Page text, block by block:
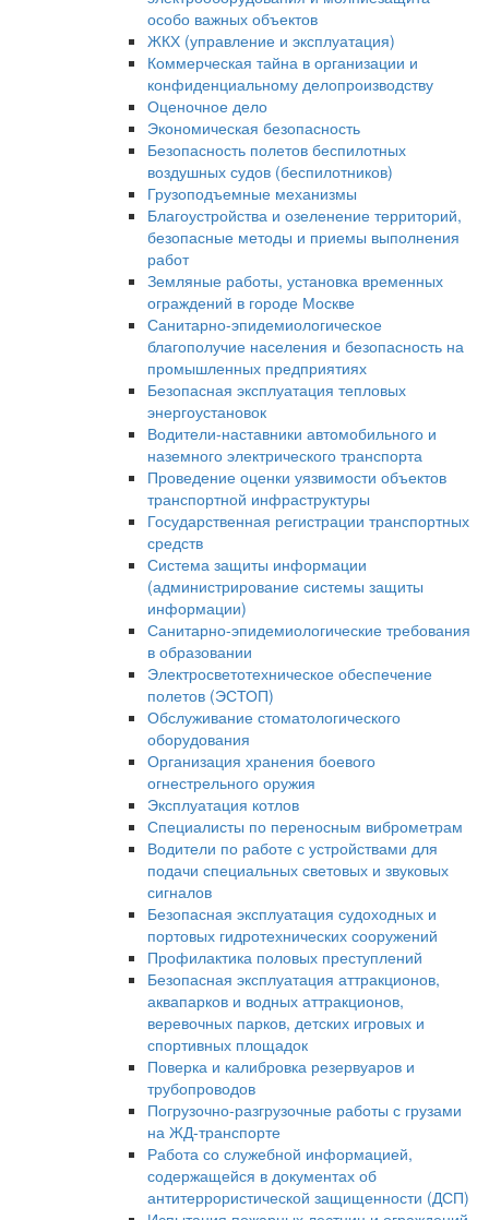
особо важных объектов
ЖКХ (управление и эксплуатация)
Коммерческая тайна в организации и
конфиденциальному делопроизводству
Оценочное дело
Экономическая безопасность
Безопасность полетов беспилотных
воздушных судов (беспилотников)
Грузоподъемные механизмы
Благоустройства и озеленение территорий,
безопасные методы и приемы выполнения
работ
Земляные работы, установка временных
ограждений в городе Москве
Санитарно-эпидемиологическое
благополучие населения и безопасность на
промышленных предприятиях
Безопасная эксплуатация тепловых
энергоустановок
Водители-наставники автомобильного и
наземного электрического транспорта
Проведение оценки уязвимости объектов
транспортной инфраструктуры
Государственная регистрации транспортных
средств
Система защиты информации
(администрирование системы защиты
информации)
Санитарно-эпидемиологические требования
в образовании
Электросветотехническое обеспечение
полетов (ЭСТОП)
Обслуживание стоматологического
оборудования
Организация хранения боевого
огнестрельного оружия
Эксплуатация котлов
Специалисты по переносным виброметрам
Водители по работе с устройствами для
подачи специальных световых и звуковых
сигналов
Безопасная эксплуатация судоходных и
портовых гидротехнических сооружений
Профилактика половых преступлений
Безопасная эксплуатация аттракционов,
аквапарков и водных аттракционов,
веревочных парков, детских игровых и
спортивных площадок
Поверка и калибровка резервуаров и
трубопроводов
Погрузочно-разгрузочные работы с грузами
на ЖД-транспорте
Работа со служебной информацией,
содержащейся в документах об
антитеррористической защищенности (ДСП)